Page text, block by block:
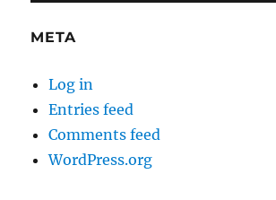
META
Log in
Entries feed
Comments feed
WordPress.org